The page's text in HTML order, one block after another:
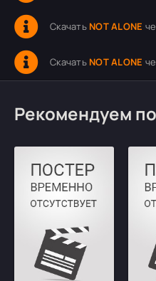
Скачать NOT ALONE
Скачать NOT ALONE
Рекомендуем